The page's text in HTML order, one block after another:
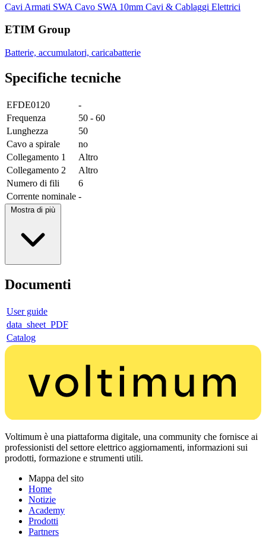
Cavi Armati SWA Cavo SWA 10mm Cavi & Cablaggi Elettrici
ETIM Group
Batterie, accumulatori, caricabatterie
Specifiche tecniche
EFDE0120
-
Frequenza
50 - 60
Lunghezza
50
Cavo a spirale
no
Collegamento 1
Altro
Collegamento 2
Altro
Numero di fili
6
Corrente nominale -
Mostra di più
Documenti
User guide
data_sheet_PDF
Catalog
Voltimum è una piattaforma digitale, una community che fornisce ai
professionisti del settore elettrico aggiornamenti, informazioni sui
prodotti, formazione e strumenti utili.
Mappa del sito
Home
Notizie
Academy
Prodotti
Partners